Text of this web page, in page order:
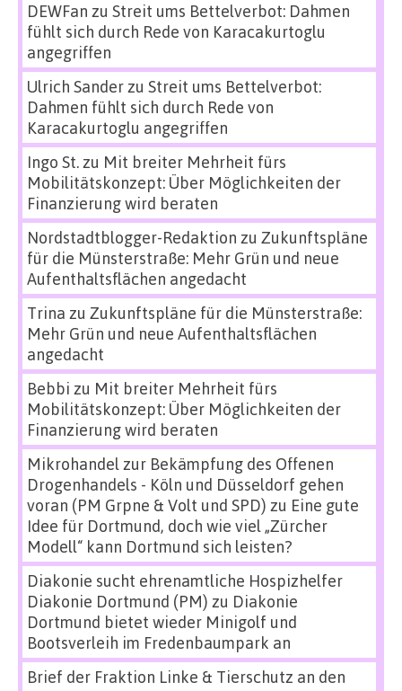
DEWFan zu Streit ums Bettelverbot: Dahmen
fühlt sich durch Rede von Karacakurtoglu
angegriffen
Ulrich Sanderzu Streit ums Bettelverbot:
Dahmen fühlt sich durch Rede von
Karacakurtoglu angegriffen
Ingo St.zu Mit breiter Mehrheit fürs
Mobilitätskonzept: Über Möglichkeiten der
Finanzierung wird beraten
Nordstadtblogger-Redaktion zu Zukunftspläne
für die Münsterstraße: Mehr Grün und neue
Aufenthaltsflächen angedacht
Trina zu Zukunftspläne für die Münsterstraße:
Mehr Grün und neue Aufenthaltsflächen
angedacht
Bebbi zu Mit breiter Mehrheit fürs
Mobilitätskonzept: Über Möglichkeiten der
Finanzierung wird beraten
Mikrohandel zur Bekämpfung des Offenen
Drogenhandels - Köln und Düsseldorf gehen
voran (PM Grpne & Volt und SPD) zu Eine gute
Idee für Dortmund, doch wie viel „Zürcher
Modell“ kann Dortmund sich leisten?
Diakonie sucht ehrenamtliche Hospizhelfer
Diakonie Dortmund (PM) zu Diakonie
Dortmund bietet wieder Minigolf und
Bootsverleih im Fredenbaumpark an
Brief der Fraktion Linke & Tierschutz an den